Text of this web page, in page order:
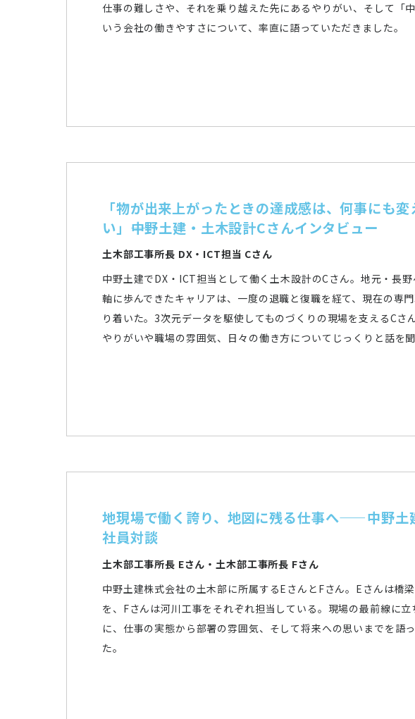
仕事の難しさや、それを乗り越えた先にあるやりがい、そして「
いう会社の働きやすさについて、率直に語っていただきました。
「物が出来上がったときの達成感は、何事にも変
い」――中野土建・土木設計Cさんインタビュー
土木部工事所長 DX・ICT担当 Cさん
中野土建でDX・ICT担当として働く土木設計のCさん。地元・長
軸に歩んできたキャリアは、一度の退職と復職を経て、現在の専
り着いた。3次元データを駆使してものづくりの現場を支えるCさ
やりがいや職場の雰囲気、日々の働き方についてじっくりと話を聞
地現場で働く誇り、地図に残る仕事へ——中野土
社員対談
土木部工事所長 Eさん・土木部工事所長 Fさん
中野土建株式会社の土木部に所属するEさんとFさん。Eさんは橋
を、Fさんは河川工事をそれぞれ担当している。現場の最前線に立
に、仕事の実態から部署の雰囲気、そして将来への思いまでを語
た。